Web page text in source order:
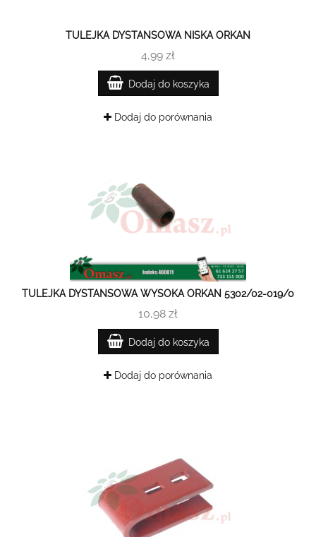
TULEJKA DYSTANSOWA NISKA ORKAN
4,99 zł
Dodaj do koszyka
Dodaj do porównania
TULEJKA DYSTANSOWA WYSOKA ORKAN 5302/02-019/0
10,98 zł
Dodaj do koszyka
Dodaj do porównania